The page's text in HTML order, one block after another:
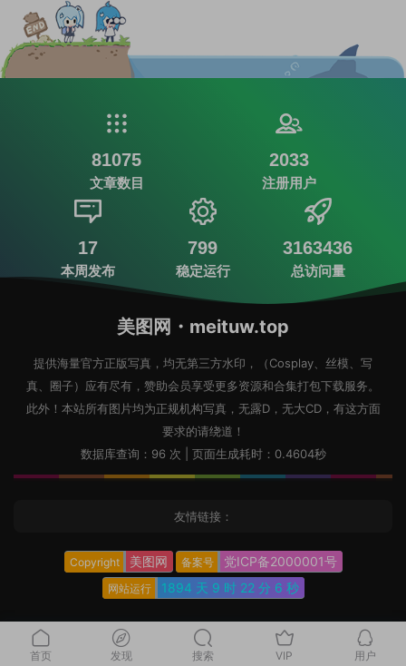
81075
文章数目
2033
注册用户
17
本周发布
799
稳定运行
3163436
总访问量
美图网・meituw.top
提供海量官方正版写真，均无第三方水印，（Cosplay、丝模、写
真、圈子）应有尽有，赞助会员享受更多资源和合集打包下载服务。
此外！本站所有图片均为正规机构写真，无露D，无大CD，有这方面
要求的请绕道！
数据库查询：96 次 | 页面生成耗时：0.4604秒
友情链接：
Copyright 美图网 备案号 党ICP备2000001号
网站运行 1894 天 9 时 22 分 7 秒
首页 发现 搜索 VIP 用户